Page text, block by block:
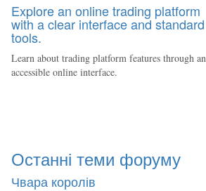
Explore an online trading platform
with a clear interface and standard
tools.
Learn about trading platform features through an
accessible online interface.
Останні теми форуму
Чвара королів